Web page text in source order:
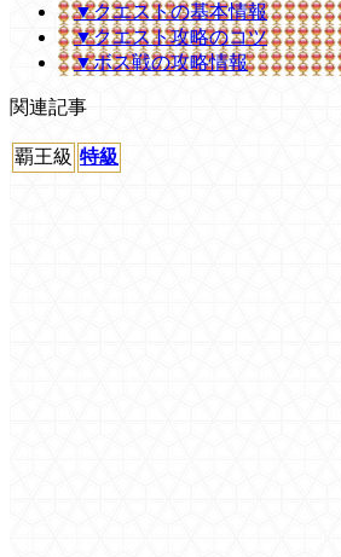
▼クエストの基本情報
▼クエスト攻略のコツ
▼ボス戦の攻略情報
関連記事
覇王級 特級